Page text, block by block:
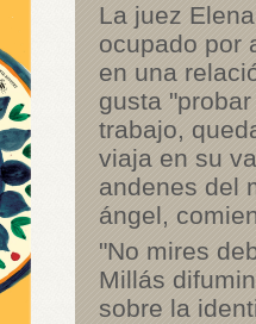
La juez
ocupado por
en una
gusta
trabajo,
viaja en su
andenes del
ángel,
"No mires
Millás
sobre la